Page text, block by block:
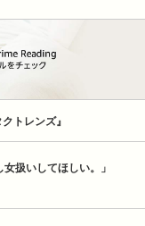
トレンズ』
扱いしてほしい。」